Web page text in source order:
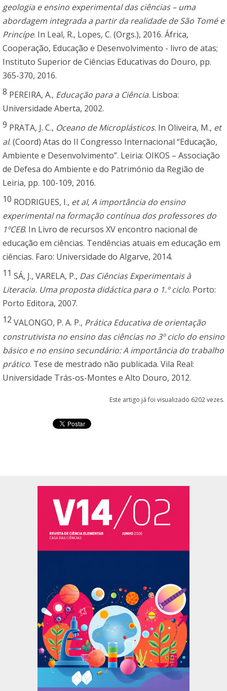
geologia e ensino experimental das ciências – uma
abordagem integrada a partir da realidade de São Tomé e
Princípe. In Leal, R., Lopes, C. (Orgs.), 2016. África,
Cooperação, Educação e Desenvolvimento - livro de atas;
Instituto Superior de Ciências Educativas do Douro, pp.
365-370, 2016.
8 PEREIRA, A., Educação para a Ciência. Lisboa:
Universidade Aberta, 2002.
9 PRATA, J. C., Oceano de Microplásticos. In Oliveira, M., et
al. (Coord) Atas do II Congresso Internacional “Educação,
Ambiente e Desenvolvimento”. Leiria: OIKOS – Associação
de Defesa do Ambiente e do Património da Região de
Leiria, pp. 100-109, 2016.
10 RODRIGUES, I., et al, A importância do ensino
experimental na formação contínua dos professores do
1ºCEB. In Livro de recursos XV encontro nacional de
educação em ciências. Tendências atuais em educação em
ciências. Faro: Universidade do Algarve, 2014.
11 SÁ, J., VARELA, P., Das Ciências Experimentais à
Literacia. Uma proposta didáctica para o 1.º ciclo. Porto:
Porto Editora, 2007.
12 VALONGO, P. A. P., Prática Educativa de orientação
construtivista no ensino das ciências no 3º ciclo do ensino
básico e no ensino secundário: A importância do trabalho
prático. Tese de mestrado não publicada. Vila Real:
Universidade Trás-os-Montes e Alto Douro, 2012.
Este artigo já foi visualizado 6202 vezes.